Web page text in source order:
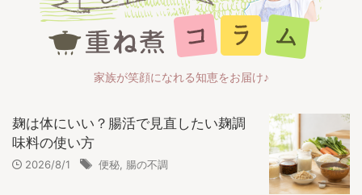
家族が笑顔になれる知恵をお届け♪
麹は体にいい？腸活で見直したい麹調
味料の使い方
2026/8/1 便秘 腸の不調